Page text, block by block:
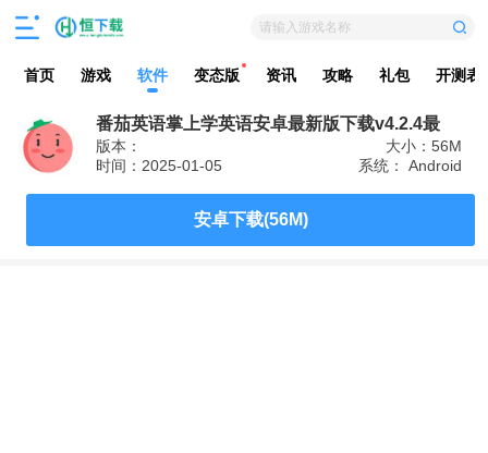
请输入游戏名称
首页 游戏 软件 变态版 资讯 攻略 礼包 开测表
番茄英语掌上学英语安卓最新版下载v4.2.4最
新版
版本：
大小：56M
时间：2025-01-05
系统： Android
安卓下载(56M)